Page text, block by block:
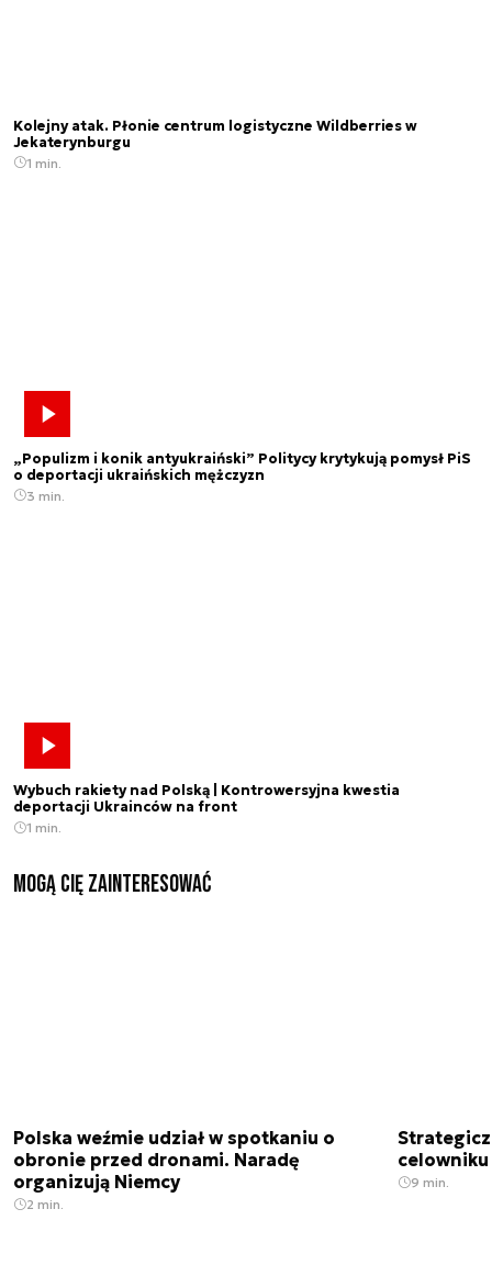
Kolejny atak. Płonie centrum logistyczne Wildberries w
Jekaterynburgu
1 min.
„Populizm i konik antyukraiński” Politycy krytykują pomysł PiS
o deportacji ukraińskich mężczyzn
3 min.
Wybuch rakiety nad Polską | Kontrowersyjna kwestia
deportacji Ukrainców na front
1 min.
Mogą Cię zainteresować
Polska weźmie udział w spotkaniu o
obronie przed dronami. Naradę
organizują Niemcy
2 min.
9 min.